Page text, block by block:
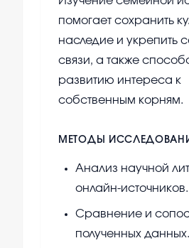
помогает сохранить
наследие и укрепить
связи, а также
развитию интереса к
собственным корням.
МЕТОДЫ
Анализ научной
онлайн-источников.
Сравнение и
полученных данных.